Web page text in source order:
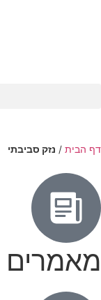
דף הבית / נזק סביבתי
מאמרים